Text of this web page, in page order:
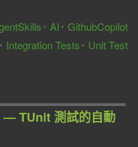
AI
GithubCopilot
Integration Tests
Unit Test
TUnit 測試的自動